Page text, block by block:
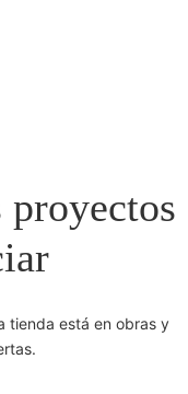
proyectos
tienda está en obras y